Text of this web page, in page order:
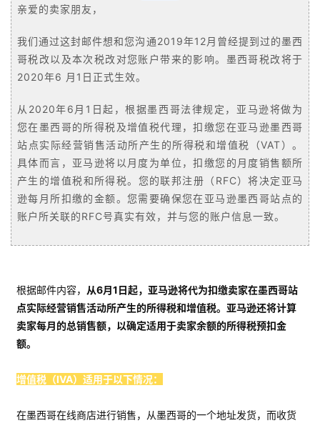
亲爱的卖家朋友，
我们通过这封邮件想和您沟通2019年12月曾经提到过的墨西
哥税改以及本次税改对您账户带来的影响。墨西哥税改将于
2020年6 月1日正式生效。
从2020年6月1日起，根据墨西哥法律规定，亚马逊将做为
您在墨西哥的所得税及增值税代理，扣缴您在亚马逊墨西哥
站点实际经营销售活动所产生的所得税和增值税（VAT）。
具体而言，亚马逊将以月度为单位，扣缴您的月度销售额所
产生的增值税和所得税。您的联邦注册（RFC）将决定亚马
逊每月所扣缴的金额。您需要确保您在亚马逊墨西哥站点的
账户所关联的RFC号真实有效，并与您的账户信息一致。
根据邮件内容， 从6月1日起，亚马逊将代为扣缴卖家在墨西哥站
点实际经营销售活动所产生的所得税和增值税。亚马逊还将计算
卖家每月的总销售额，以确定适用于卖家余额的所得税预扣金
额。
增值税（IVA）适用于以下情况：
在墨西哥在线商店进行销售，从墨西哥的一个地址发货，而收货